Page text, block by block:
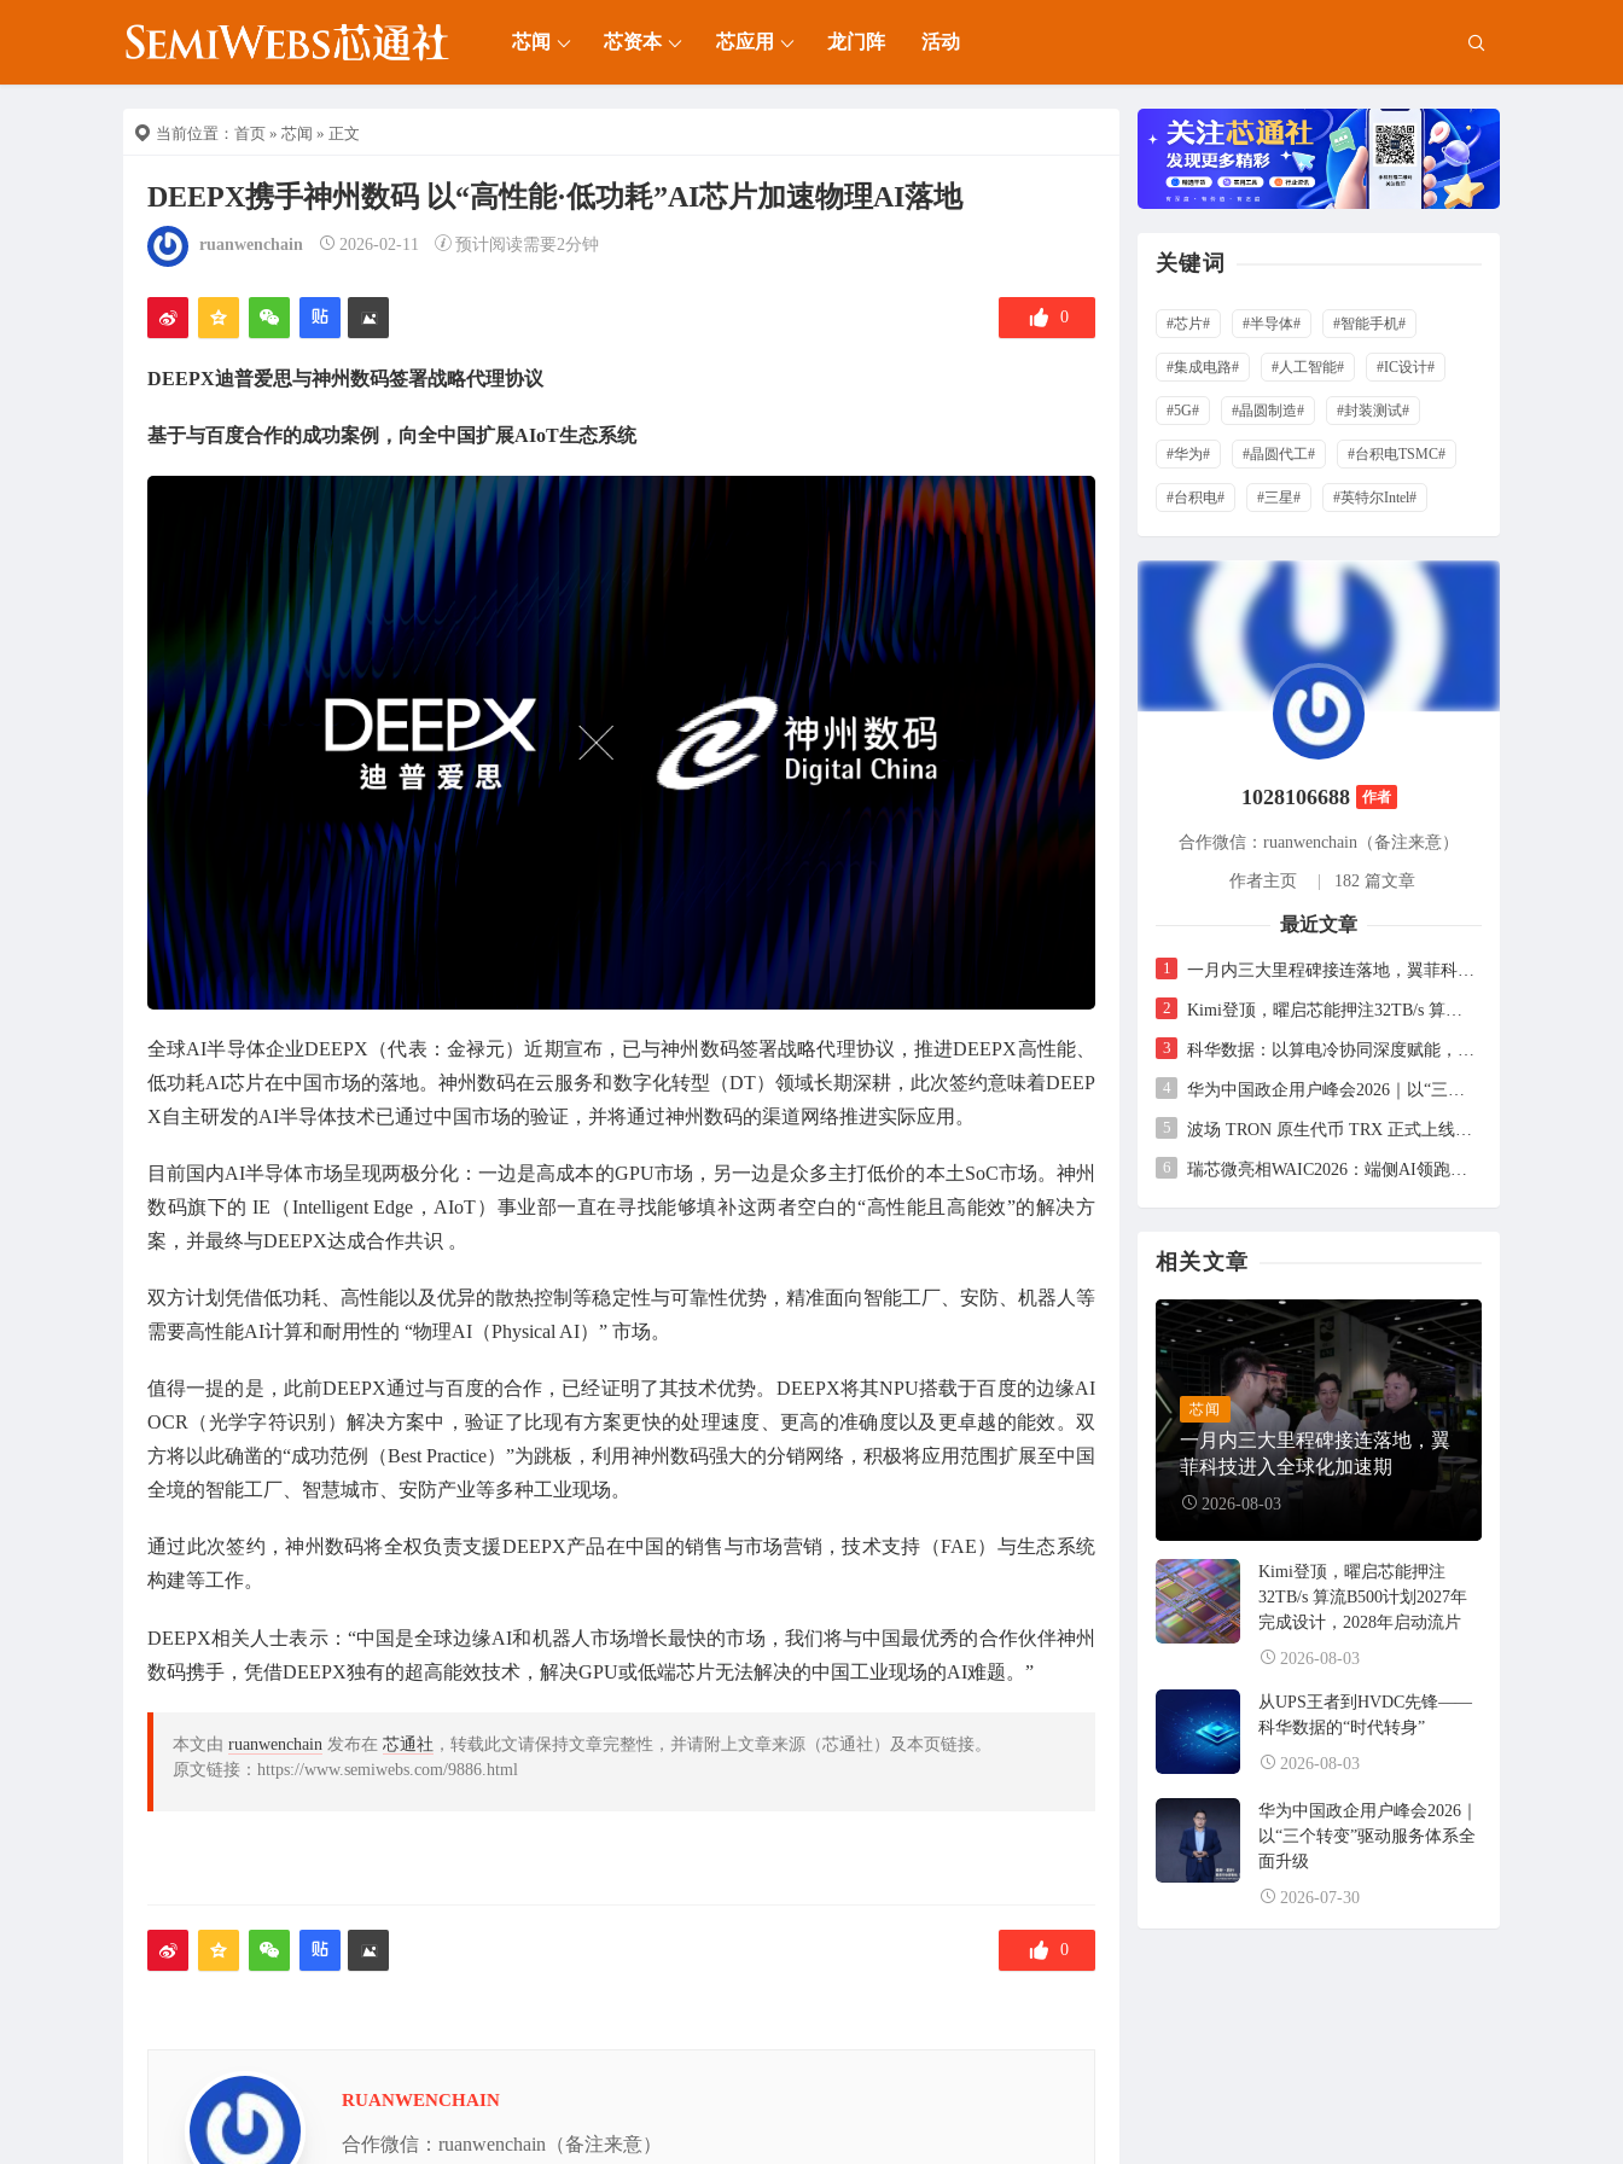
芯闻 芯资本 芯应用 龙门阵 活动
当前位置： 首页 » 芯闻 » 正文
DEEPX携手神州数码 以“高性能·低功耗”AI芯片加速物理AI落地
ruanwenchain 2026-02-11 预计阅读需要2分钟
0
DEEPX迪普爱思与神州数码签署战略代理协议
基于与百度合作的成功案例，向全中 国扩展AIoT生态系统
全球AI半导体企业DEEPX（代表：金禄元）近期宣布，已与神州数码签署战略代理协议，推进DEEPX高性能、
低功耗AI芯片在中国市场的落地。神州数码在云服务和数字化转型（DT）领域长期深耕，此次签约意味着DEEP
X自主研发的AI半导体技术已通过中国市场的验证，并将通过神州数码的渠道网络推进实际应用。
目前国内AI半导体市场呈现两极分化：一边是高成本的GPU市场，另一边是众多主打低价的本土SoC市场。神州
数码旗下的 IE（Intelligent Edge，AIoT）事业部一直在寻找能够填补这两者空白的“高性能且高能效”的解决方
案，并最终与DEEPX达成合作共识 。
双方计划凭借低功耗、高性能以及优异的散热控制等稳定性与可靠性优势，精准面向智能工厂、安防、机器人等
需要高性能AI计算和耐用性的 “物理AI（Physical AI）” 市场。
值得一提的是，此前DEEPX通过与百度的合作，已经证明了其技术优势。DEEPX将其NPU搭载于百度的边缘AI
OCR（光学字符识别）解决方案中，验证了比现有方案更快的处理速度、更高的准确度以及更卓越的能效。双
方将以此确凿的“成功范例（Best Practice）”为跳板，利用神州数码强大的分销网络，积极将应用范围扩展至中国
全境的智能工厂、智慧城市、安防产业等多种工业现场。
通过此次签约，神州数码将全权负责支援DEEPX产品在中国的销售与市场营销，技术支持（FAE）与生态系统
构建等工作。
DEEPX相关人士表示：“中国是全球边缘AI和机器人市场增长最快的市场，我们将与中国最优秀的合作伙伴神州
数码携手，凭借DEEPX独有的超高能效技术，解决GPU或低端芯片无法解决的中国工业现场的AI难题。”
本文由 ruanwenchain 发布在 芯通社 ，转载此文请保持文章完整性，并请附上文章来源（芯通社）及本页链接。
原文链接：https://www.semiwebs.com/9886.html
0
RUANWENCHAIN
合作微信：ruanwenchain（备注来意）
关键词
#芯片# #半导体# #智能手机#
#集成电路# #人工智能# #IC设计#
#5G# #晶圆制造# #封装测试#
#华为# #晶圆代工# #台积电TSMC#
#台积电# #三星# #英特尔Intel#
1028106688 作者
合作微信：ruanwenchain（备注来意）
作者主页 182 篇文章
最近文章
1 一月内三大里程碑接连落地，翼菲科技进入全球化加速期
2 Kimi登顶，曜启芯能押注32TB/s 算流B500计划2027年完成设计，2028年启动流片
3 科华数据：以算电冷协同深度赋能，成为AI芯片厂商最值得信赖的算力基础设施合作伙伴
4 华为中国政企用户峰会2026｜以“三个转变”驱动服务体系全面升级
5 波场 TRON 原生代币 TRX 正式上线 CFTC 监管交易所 Bitnomial，开启合规期货交易新篇章
6 瑞芯微亮相WAIC2026：端侧AI领跑者，成熟方案全面落地
相关文章
芯闻
一月内三大里程碑接连落地，翼
菲科技进入全球化加速期
2026-08-03
Kimi登顶，曜启芯能押注
32TB/s 算流B500计划2027年
完成设计，2028年启动流片
2026-08-03
从UPS王者到HVDC先锋——
科华数据的“时代转身”
2026-08-03
华为中国政企用户峰会2026｜
以“三个转变”驱动服务体系全
面升级
2026-07-30